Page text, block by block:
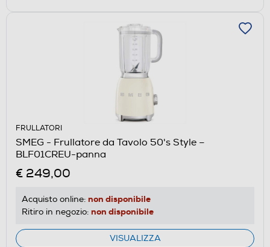
FRULLATORI
SMEG - Frullatore da Tavolo 50's Style –
BLF01CREU-panna
€ 249,00
Acquisto online: non disponibile
Ritiro in negozio: non disponibile
VISUALIZZA